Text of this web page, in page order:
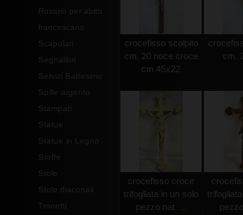
Rosario per abito
francescano
Scapolari
Segnalibri
Servizi Battesimo
Spille argento
Stampati
Statue
Statue in Legno
Stoffe
Stole
Stole diaconali
crocefisso scolpito
cm. 20 noce croce
cm.45x22
cm.
crocefisso croce
trifogliata in un solo
pezzo nat. ...